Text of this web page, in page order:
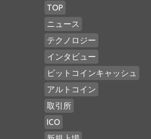
TOP
ニュース
テクノロジー
インタビュー
ビットコインキャッシュ
アルトコイン
取引所
ICO